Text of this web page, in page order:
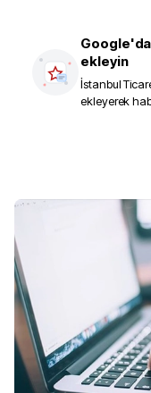
ekleyin
İstanbul
ekleyerek